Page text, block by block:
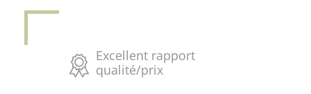
Excellent rapport
qualité/prix